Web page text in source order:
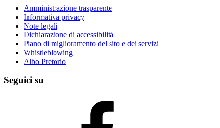
Amministrazione trasparente
Informativa privacy
Note legali
Dichiarazione di accessibilità
Piano di miglioramento del sito e dei servizi
Whistleblowing
Albo Pretorio
Seguici su